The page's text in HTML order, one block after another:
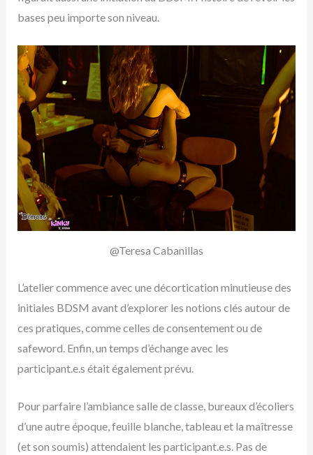
bases peu importe son niveau.
@Teresa Cabanillas
L’atelier commence avec une décortication minutieuse des
initiales BDSM avant d’explorer les notions clés autour de
ces pratiques, comme celles de consentement ou de
safeword. Enfin, un temps d’échange avec les
participant.e.s était également prévu.
Pour parfaire l’ambiance salle de classe, bureaux d’écoliers
d’une autre époque, feuille blanche, tableau et la maîtresse
(et son soumis) attendaient les participant.e.s. Pas de